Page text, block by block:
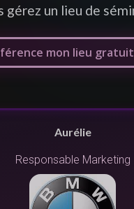
gérez un lieu de
mon lieu
Aurélie
Responsable Marketing